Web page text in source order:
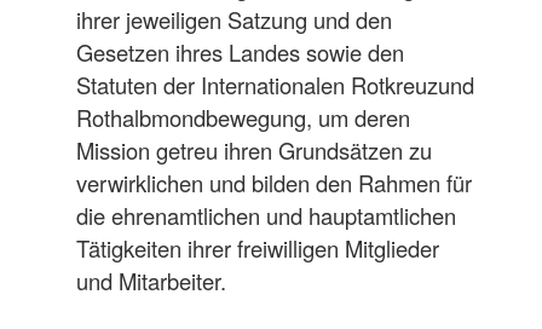
ihrer jeweiligen Satzung und den
Gesetzen ihres Landes sowie den
Statuten der Internationalen Rotkreuzund
Rothalbmondbewegung, um deren
Mission getreu ihren Grundsätzen zu
verwirklichen und bilden den Rahmen für
die ehrenamtlichen und hauptamtlichen
Tätigkeiten ihrer freiwilligen Mitglieder
und Mitarbeiter.